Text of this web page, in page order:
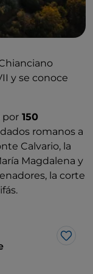
y se conoce
por 150
romanos a
Calvario, la
Magdalena y
la corte
Me